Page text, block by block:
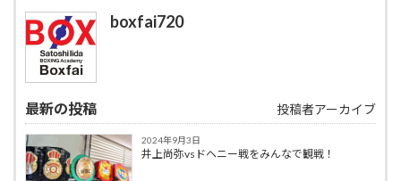
boxfai720
最新の投稿 投稿者アーカイブ
2024年9月3日
井上尚弥vsドヘニー戦をみんなで観戦！